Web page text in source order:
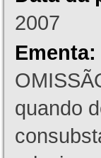
2007
Ementa:
quando